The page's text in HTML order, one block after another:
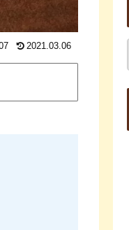
2021.03.06